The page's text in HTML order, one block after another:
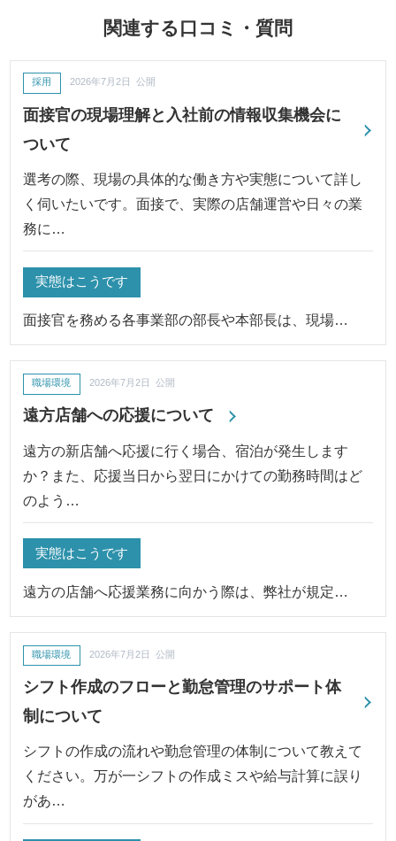
関連する口コミ・質問
面接官の現場理解と入社前の情報収集機会に
ついて
採用 2026年7月2日 公開
選考の際、現場の具体的な働き方や実態について詳し
く伺いたいです。面接で、実際の店舗運営や日々の業
務に…
実態はこうです
面接官を務める各事業部の部長や本部長は、現場…
遠方店舗への応援について
職場環境 2026年7月2日 公開
遠方の新店舗へ応援に行く場合、宿泊が発生します
か？また、応援当日から翌日にかけての勤務時間はど
のよう…
実態はこうです
遠方の店舗へ応援業務に向かう際は、弊社が規定…
シフト作成のフローと勤怠管理のサポート体
制について
職場環境 2026年7月2日 公開
シフトの作成の流れや勤怠管理の体制について教えて
ください。万が一シフトの作成ミスや給与計算に誤り
があ…